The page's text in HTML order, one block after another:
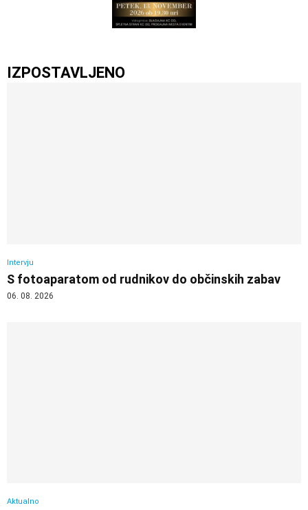
IZPOSTAVLJENO
Intervju
S fotoaparatom od rudnikov do občinskih zabav
06. 08. 2026
Aktualno